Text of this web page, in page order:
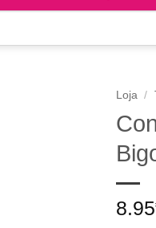
Loja /
8.95